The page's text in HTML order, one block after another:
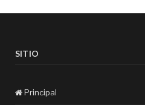
SITIO
Principal